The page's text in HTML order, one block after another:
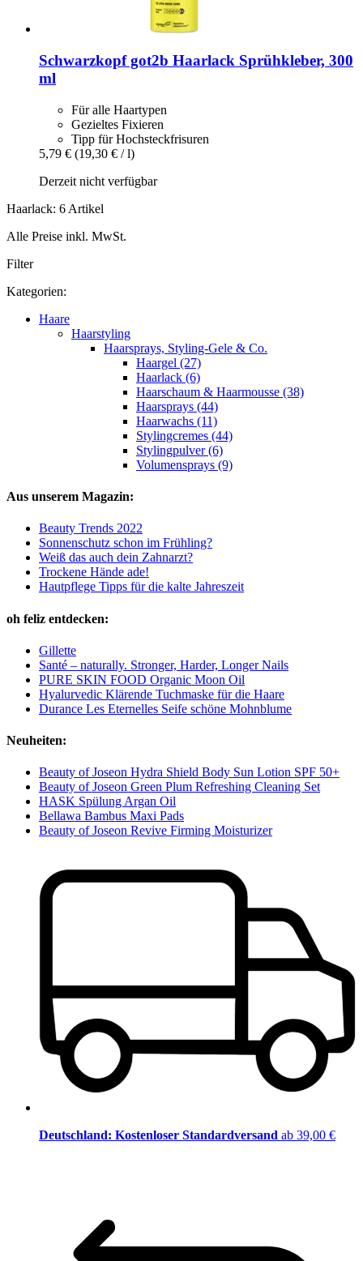
Schwarzkopfgot2b Haarlack Sprühkleber, 300
ml
Für alle Haartypen
Gezieltes Fixieren
Tipp für Hochsteckfrisuren
5,79 € (19,30 € / l)
Derzeit nicht verfügbar
Haarlack: 6 Artikel
Alle Preise inkl. MwSt.
Filter
Kategorien:
Haare
Haarstyling
Haarsprays, Styling-Gele & Co.
Haargel (27)
Haarlack (6)
Haarschaum & Haarmousse (38)
Haarsprays (44)
Haarwachs (11)
Stylingcremes (44)
Stylingpulver (6)
Volumensprays (9)
Aus unserem Magazin:
Beauty Trends 2022
Sonnenschutz schon im Frühling?
Weiß das auch dein Zahnarzt?
Trockene Hände ade!
Hautpflege Tipps für die kalte Jahreszeit
oh feliz entdecken:
Gillette
Santé – naturally. Stronger, Harder, Longer Nails
PURE SKIN FOOD Organic Moon Oil
Hyalurvedic Klärende Tuchmaske für die Haare
Durance Les Eternelles Seife schöne Mohnblume
Neuheiten:
Beauty of Joseon Hydra Shield Body Sun Lotion SPF 50+
Beauty of Joseon Green Plum Refreshing Cleaning Set
HASK Spülung Argan Oil
Bellawa Bambus Maxi Pads
Beauty of Joseon Revive Firming Moisturizer
Deutschland: Kostenloser Standardversand ab 39,00 €